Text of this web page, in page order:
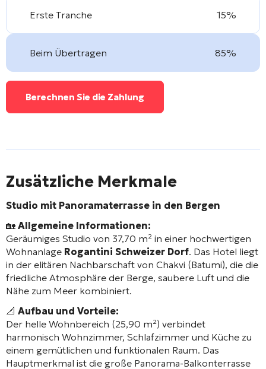
Erste Tranche 15%
Beim Übertragen 85%
Berechnen Sie die Zahlung
Zusätzliche Merkmale
Studio mit Panoramaterrasse in den Bergen
🏡 Allgemeine Informationen:
Geräumiges Studio von 37,70 m² in einer hochwertigen
Wohnanlage Rogantini Schweizer Dorf. Das Hotel liegt
in der elitären Nachbarschaft von Chakvi (Batumi), die die
friedliche Atmosphäre der Berge, saubere Luft und die
Nähe zum Meer kombiniert.
📐 Aufbau und Vorteile:
Der helle Wohnbereich (25,90 m²) verbindet
harmonisch Wohnzimmer, Schlafzimmer und Küche zu
einem gemütlichen und funktionalen Raum. Das
Hauptmerkmal ist die große Panorama-Balkonterrasse